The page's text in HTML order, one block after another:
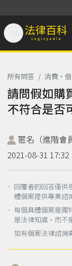
法律百科
所有問答 / 消費‧
請問假如購
不符合是否
匿名（進階會
2021-08-31 17:32
． 回覆者的回答僅
體個案提供專業諮
． 每個具體個案是
是法律知識，而不
如有個案法律諮詢